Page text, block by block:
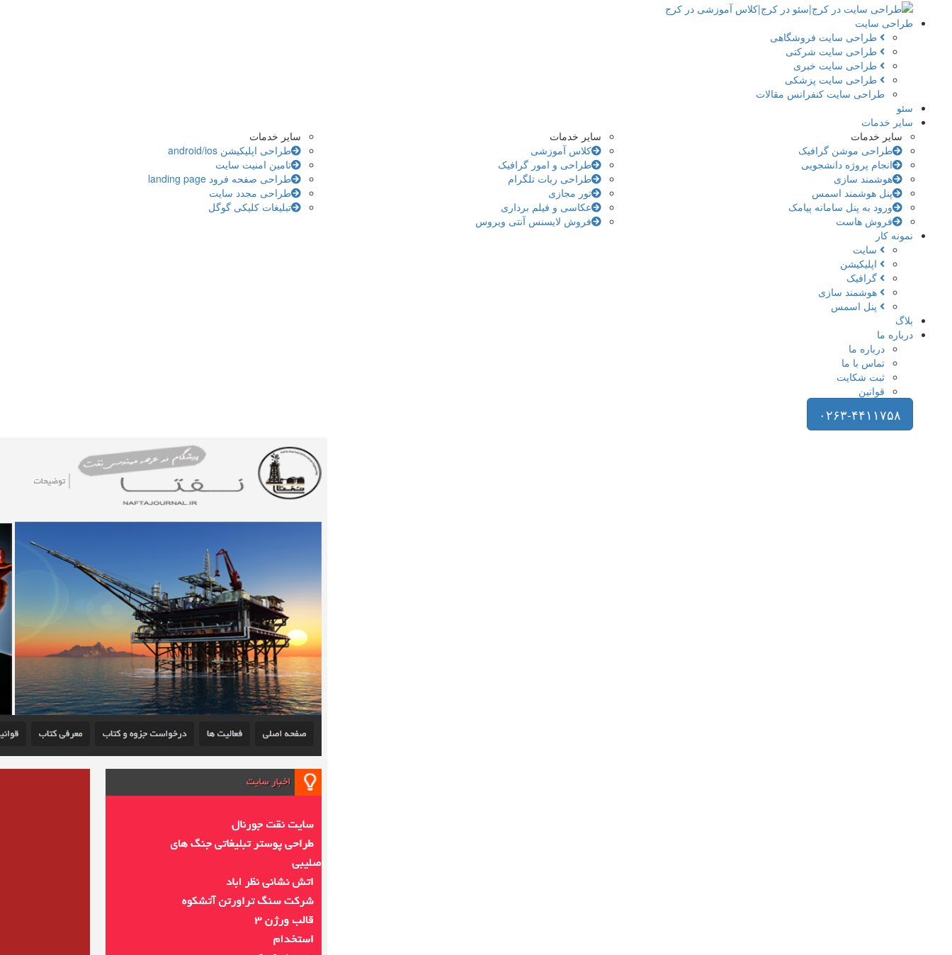
طراحی سایت
طراحی سایت فروشگاهی
طراحی سایت شرکتی
طراحی سایت خبری
طراحی سایت پزشکی
طراحی سایت کنفرانس مقالات
سئو
سایر خدمات
سایر خدمات
طراحی اپلیکیشن android/ios
تامین امنیت سایت
طراحی صفحه فرود landing page
طراحی مجدد سایت
تبلیغات کلیکی گوگل
سایر خدمات
کلاس آموزشی
طراحی و امور گرافیک
طراحی ربات تلگرام
تور مجازی
عکاسی و فیلم برداری
فروش لایسنس آنتی ویروس
سایر خدمات
طراحی موشن گرافیک
انجام پروژه دانشجویی
هوشمند سازی
پنل هوشمند اسمس
ورود به پنل سامانه پیامک
فروش هاست
نمونه کار
سایت
اپلیکیشن
گرافیک
هوشمند سازی
پنل اسمس
بلاگ
درباره ما
درباره ما
تماس با ما
ثبت شکایت
قوانین
۰۲۶۳-۴۴۱۱۷۵۸